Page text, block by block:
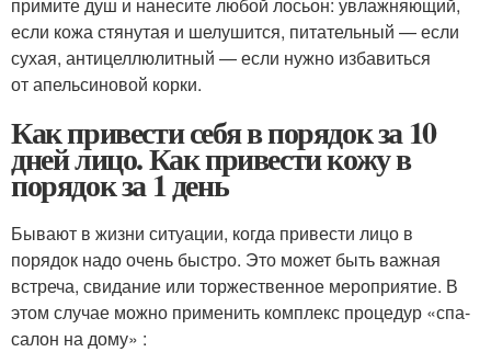
если кожа стянутая и шелушится, питательный — если
сухая, антицеллюлитный — если нужно избавиться
от апельсиновой корки.
Как привести себя в порядок за 10
дней лицо. Как привести кожу в
порядок за 1 день
Бывают в жизни ситуации, когда привести лицо в
порядок надо очень быстро. Это может быть важная
встреча, свидание или торжественное мероприятие. В
этом случае можно применить комплекс процедур «спа-
салон на дому» :